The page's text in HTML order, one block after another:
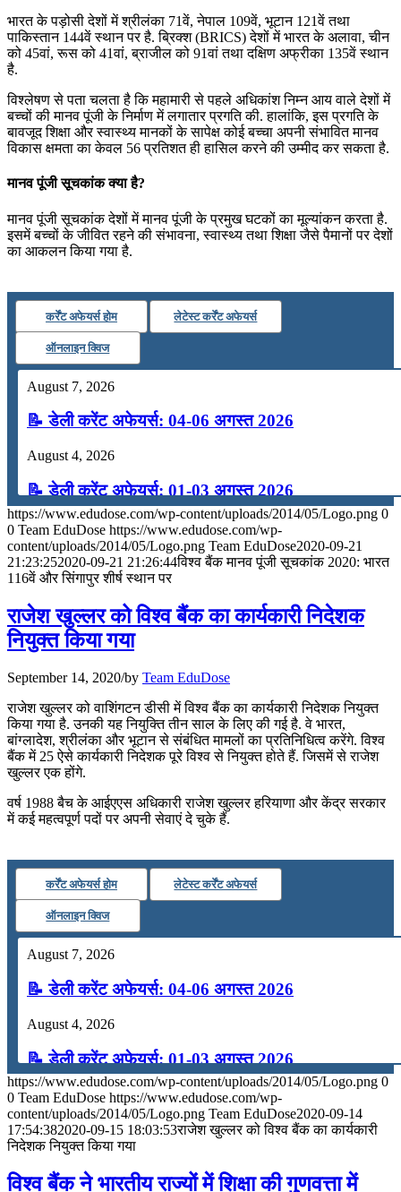
भारत के पड़ोसी देशों में श्रीलंका 71वें, नेपाल 109वें, भूटान 121वें तथा
पाकिस्तान 144वें स्थान पर है. ब्रिक्श (BRICS) देशों में भारत के अलावा, चीन
को 45वां, रूस को 41वां, ब्राजील को 91वां तथा दक्षिण अफ्रीका 135वें स्थान
है.
विश्लेषण से पता चलता है कि महामारी से पहले अधिकांश निम्न आय वाले देशों में
बच्चों की मानव पूंजी के निर्माण में लगातार प्रगति की. हालांकि, इस प्रगति के
बावजूद शिक्षा और स्वास्थ्य मानकों के सापेक्ष कोई बच्चा अपनी संभावित मानव
विकास क्षमता का केवल 56 प्रतिशत ही हासिल करने की उम्मीद कर सकता है.
मानव पूंजी सूचकांक क्या है?
मानव पूंजी सूचकांक देशों में मानव पूंजी के प्रमुख घटकों का मूल्यांकन करता है.
इसमें बच्चों के जीवित रहने की संभावना, स्वास्थ्य तथा शिक्षा जैसे पैमानों पर देशों
का आकलन किया गया है.
कर्रेंट अफेयर्स होम लेटेस्ट कर्रेंट अफेयर्स
ऑनलाइन क्विज
August 7, 2026
📝 डेली करेंट अफेयर्स: 04-06 अगस्त 2026
August 4, 2026
📝 डेली करेंट अफेयर्स: 01-03 अगस्त 2026
July 31, 2026
📝 डेली करेंट अफेयर्स: 28-31 जुलाई 2026
📝 डेली करेंट अफेयर्स: 25-27 जुलाई 2026
📝 डेली करेंट अफेयर्स: 22-24 जुलाई 2026
July 22, 2026
📝 डेली करेंट अफेयर्स: 19-21 जुलाई 2026
July 19, 2026
https://www.edudose.com/wp-content/uploads/2014/05/Logo.png 0
0 Team EduDose https://www.edudose.com/wp-
content/uploads/2014/05/Logo.png Team EduDose2020-09-21
21:23:252020-09-21 21:26:44विश्व बैंक मानव पूंजी सूचकांक 2020: भारत
116वें और सिंगापुर शीर्ष स्थान पर
राजेश खुल्लर को विश्व बैंक का कार्यकारी निदेशक
नियुक्त किया गया
September 14, 2020/by Team EduDose
राजेश खुल्लर को वाशिंगटन डीसी में विश्व बैंक का कार्यकारी निदेशक नियुक्त
किया गया है. उनकी यह नियुक्ति तीन साल के लिए की गई है. वे भारत,
बांग्लादेश, श्रीलंका और भूटान से संबंधित मामलों का प्रतिनिधित्व करेंगे. विश्व
बैंक में 25 ऐसे कार्यकारी निदेशक पूरे विश्व से नियुक्त होते हैं. जिसमें से राजेश
खुल्लर एक होंगे.
वर्ष 1988 बैच के आईएएस अधिकारी राजेश खुल्लर हरियाणा और केंद्र सरकार
में कई महत्वपूर्ण पदों पर अपनी सेवाएं दे चुके हैं.
कर्रेंट अफेयर्स होम लेटेस्ट कर्रेंट अफेयर्स
ऑनलाइन क्विज
August 7, 2026
📝 डेली करेंट अफेयर्स: 04-06 अगस्त 2026
August 4, 2026
📝 डेली करेंट अफेयर्स: 01-03 अगस्त 2026
July 31, 2026
📝 डेली करेंट अफेयर्स: 28-31 जुलाई 2026
https://www.edudose.com/wp-content/uploads/2014/05/Logo.png 0
0 Team EduDose https://www.edudose.com/wp-
content/uploads/2014/05/Logo.png Team EduDose2020-09-14
17:54:382020-09-15 18:03:53राजेश खुल्लर को विश्व बैंक का कार्यकारी
निदेशक नियुक्त किया गया
विश्व बैंक ने भारतीय राज्यों में शिक्षा की गुणवत्ता में